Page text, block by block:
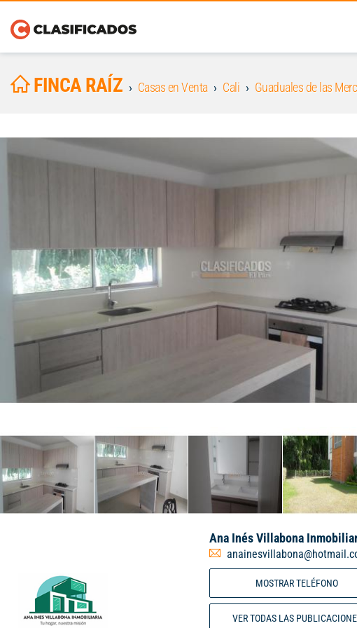
FINCA RAÍZ Casas en Venta Cali Guaduales de las
Ana Inés Villabona
MOSTRAR TELÉFONO
VER TODAS LAS